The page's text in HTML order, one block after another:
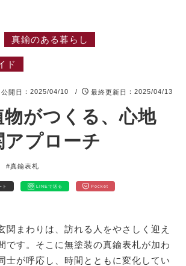
真鍮のある暮らし
ド
公開日 ：2025/04/10 / 最終更新日 ：2025/04/13
物がつくる、心地
アプローチ
#真鍮表札
ト LINEで送る Pocket
関まわりは、訪れる人をやさしく迎え
です。そこに無塗装の真鍮表札が加わ
士が呼応し、時間とともに変化してい